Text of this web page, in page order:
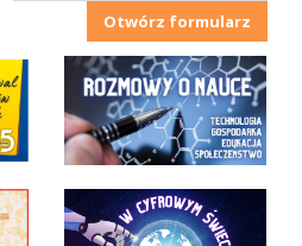
Otwórz formularz